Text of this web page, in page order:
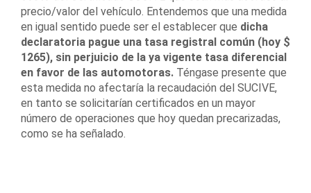
precio/valor del vehículo. Entendemos que una medida
en igual sentido puede ser el establecer que dicha
declaratoria pague una tasa registral común (hoy $
1265), sin perjuicio de la ya vigente tasa diferencial
en favor de las automotoras. Téngase presente que
esta medida no afectaría la recaudación del SUCIVE,
en tanto se solicitarían certificados en un mayor
número de operaciones que hoy quedan precarizadas,
como se ha señalado.